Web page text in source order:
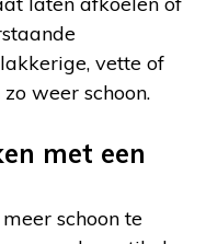
vette of
weer schoon.
met een
schoon te